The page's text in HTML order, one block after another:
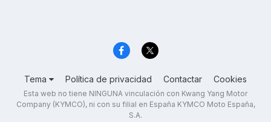
Tema Política de privacidad Contactar Cookies
Esta web no tiene NINGUNA vinculación con Kwang Yang Motor
Company (KYMCO), ni con su filial en España KYMCO Moto España,
S.A.